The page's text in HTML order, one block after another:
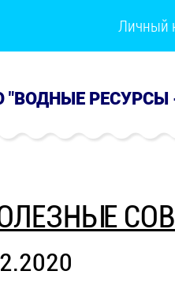
Личный
"ВОДНЫЕ РЕСУРСЫ